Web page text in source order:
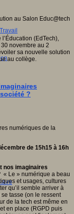
(EdTech),
novembre au 2
sa nouvelle solution
au collège.
?
de 15h15 à 16h
nos imaginaires
« Le » numérique a beau
et usages, cultures
qu’il semble arriver à
se tasse (on le ressent
de la tech est même en
en place (RGPD puis